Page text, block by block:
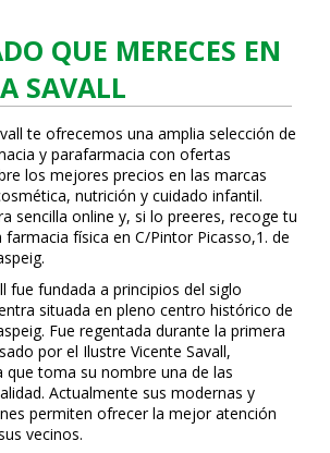
QUE MERECES EN
SAVALL
te ofrecemos una amplia selección de
y parafarmacia con ofertas
los mejores precios en las marcas
nutrición y cuidado infantil.
sencilla online y, si lo prefieres, recoge tu
física en C/Pintor Picasso,1. de
fue fundada a principios del siglo
situada en pleno centro histórico de
Fue regentada durante la primera
por el Ilustre Vicente Savall,
que toma su nombre una de las
Actualmente sus modernas y
permiten ofrecer la mejor atención
vecinos.